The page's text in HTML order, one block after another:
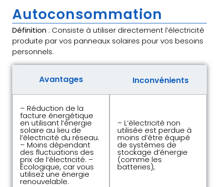
Autoconsommation
Définition : Consiste à utiliser directement l’électricité
produite par vos panneaux solaires pour vos besoins
personnels.
Avantages Inconvénients
– Réduction de la
facture énergétique
en utilisant l’énergie
solaire au lieu de
l’électricité du réseau.
– Moins dépendant
des fluctuations des
prix de l’électricité. –
Écologique, car vous
utilisez une énergie
renouvelable.
– L’électricité non
utilisée est perdue à
moins d’être équipé
de systèmes de
stockage d’énergie
(comme les
batteries),